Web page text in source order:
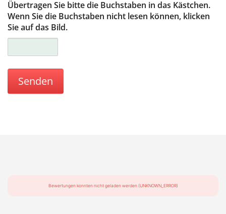
Übertragen Sie bitte die Buchstaben in das Kästchen.
Wenn Sie die Buchstaben nicht lesen können, klicken
Sie auf das Bild.
Bewertungen konnten nicht geladen werden (UNKNOWN_ERROR)